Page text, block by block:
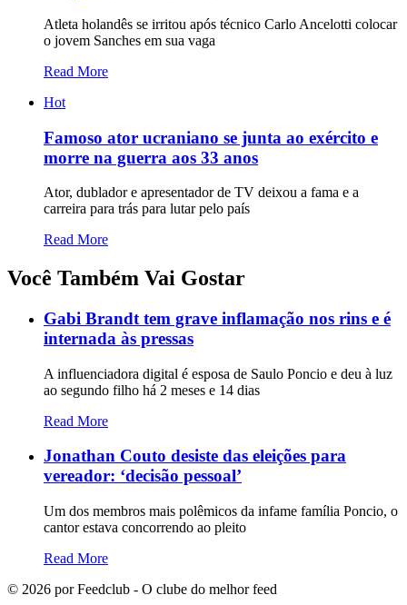
Atleta holandês se irritou após técnico Carlo Ancelotti colocar
o jovem Sanches em sua vaga
Read More
Hot
Famoso ator ucraniano se junta ao exército e
morre na guerra aos 33 anos
Ator, dublador e apresentador de TV deixou a fama e a
carreira para trás para lutar pelo país
Read More
Você Também Vai Gostar
Gabi Brandt tem grave inflamação nos rins e é
internada às pressas
A influenciadora digital é esposa de Saulo Poncio e deu à luz
ao segundo filho há 2 meses e 14 dias
Read More
Jonathan Couto desiste das eleições para
vereador: ‘decisão pessoal’
Um dos membros mais polêmicos da infame família Poncio, o
cantor estava concorrendo ao pleito
Read More
© 2026 por Feedclub - O clube do melhor feed